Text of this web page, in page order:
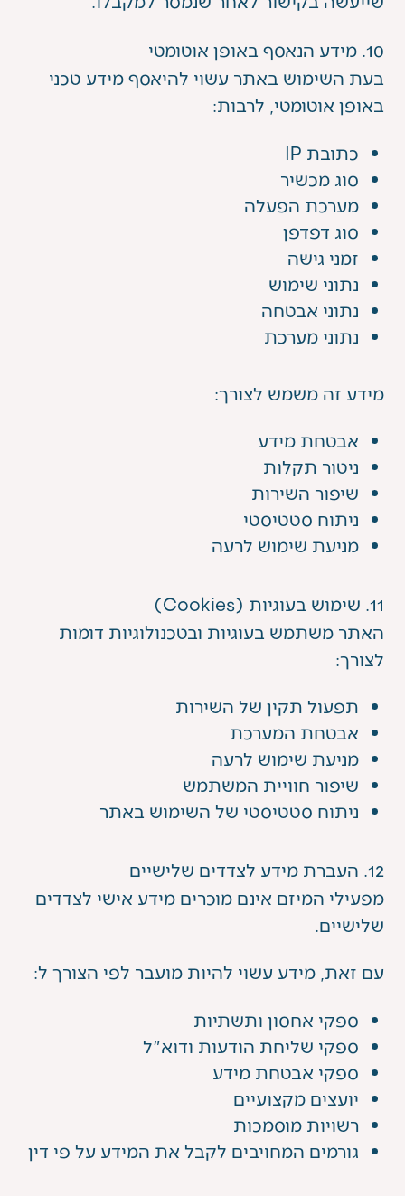
10. מידע הנאסף באופן אוטומטי
בעת השימוש באתר עשוי להיאסף מידע טכני
באופן אוטומטי, לרבות:
כתובת IP
סוג מכשיר
מערכת הפעלה
סוג דפדפן
זמני גישה
נתוני שימוש
נתוני אבטחה
נתוני מערכת
מידע זה משמש לצורך:
אבטחת מידע
ניטור תקלות
שיפור השירות
ניתוח סטטיסטי
מניעת שימוש לרעה
11. שימוש בעוגיות (Cookies)
האתר משתמש בעוגיות ובטכנולוגיות דומות
לצורך:
תפעול תקין של השירות
אבטחת המערכת
מניעת שימוש לרעה
שיפור חוויית המשתמש
ניתוח סטטיסטי של השימוש באתר
12. העברת מידע לצדדים שלישיים
מפעילי המיזם אינם מוכרים מידע אישי לצדדים
שלישיים.
עם זאת, מידע עשוי להיות מועבר לפי הצורך ל:
ספקי אחסון ותשתיות
ספקי שליחת הודעות ודוא"ל
ספקי אבטחת מידע
יועצים מקצועיים
רשויות מוסמכות
גורמים המחויבים לקבל את המידע על פי דין